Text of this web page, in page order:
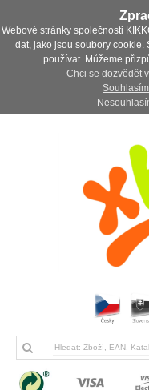
Webové stránky společnosti
dat, jako jsou soubory cookie.
používat. Můžeme
Chci se dozvědět